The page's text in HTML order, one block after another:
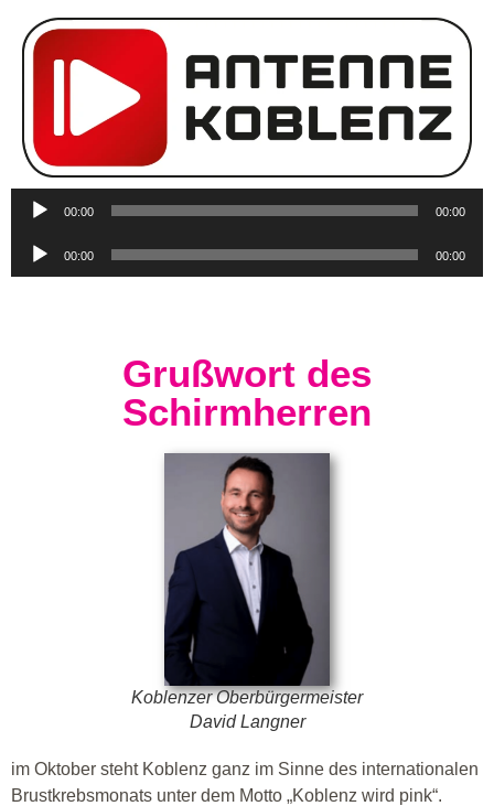
Audio-
00:00 00:00
Audio-
00:00 00:00
Grußwort des
Schirmherren
Koblenzer Oberbürgermeister
David Langner
im Oktober steht Koblenz ganz im Sinne des internationalen
Brustkrebsmonats unter dem Motto „Koblenz wird pink“.